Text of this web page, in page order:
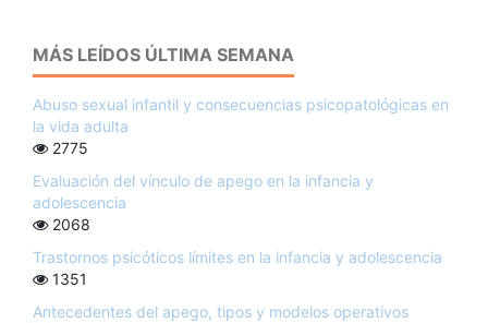
MÁS LEÍDOS ÚLTIMA SEMANA
Abuso sexual infantil y consecuencias psicopatológicas en
la vida adulta
2775
Evaluación del vínculo de apego en la infancia y
adolescencia
2068
Trastornos psicóticos límites en la infancia y adolescencia
1351
Antecedentes del apego, tipos y modelos operativos